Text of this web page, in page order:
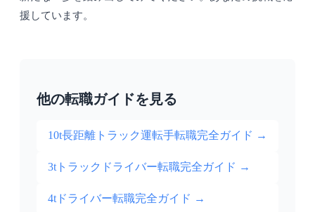
援しています。
他の転職ガイドを見る
10t長距離トラック運転手転職完全ガイド →
3tトラックドライバー転職完全ガイド →
4tドライバー転職完全ガイド →